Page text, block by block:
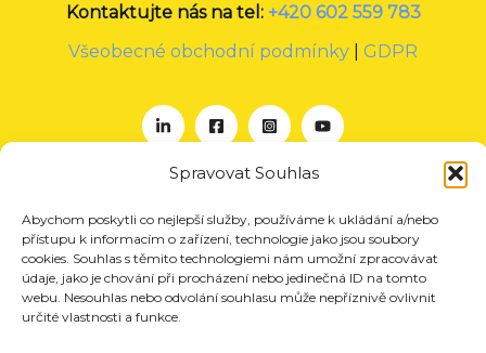
Spravovat Souhlas
Abychom poskytli co nejlepší služby, používáme k ukládání a/nebo
přístupu k informacím o zařízení, technologie jako jsou soubory
cookies. Souhlas s těmito technologiemi nám umožní zpracovávat
údaje, jako je chování při procházení nebo jedinečná ID na tomto
webu. Nesouhlas nebo odvolání souhlasu může nepříznivě ovlivnit
určité vlastnosti a funkce.
Kontaktujte nás na tel: +420 602 559 783
Všeobecné obchodní podmínky
GDPR
O nás
Projekty
Členství